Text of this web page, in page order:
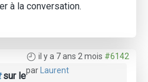
à la conversation.
il y a 7 ans 2 mois #6142
par
Laurent
sur le